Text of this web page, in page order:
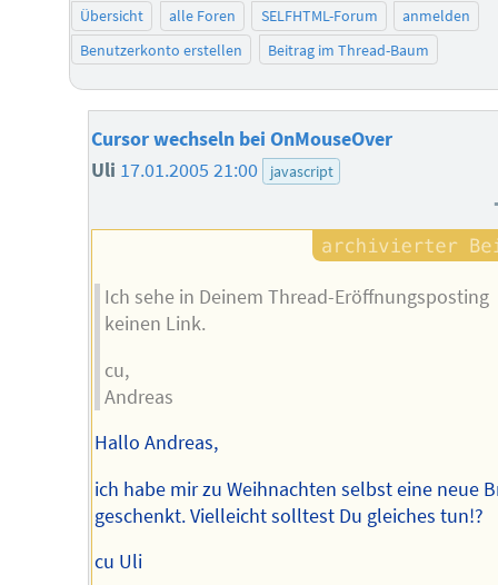
Übersicht alle Foren SELFHTML-Forum
anmelden
Benutzerkonto erstellen
Beitrag im Thread-Baum
Cursor wechseln bei OnMouseOver
Uli 17.01.2005 21:00 javascript
Ich sehe in Deinem Thread-Eröffnungsposting
keinen Link.
cu,
Andreas
Hallo Andreas,
ich habe mir zu Weihnachten selbst eine neue
geschenkt. Vielleicht solltest Du gleiches tun!?
cu Uli